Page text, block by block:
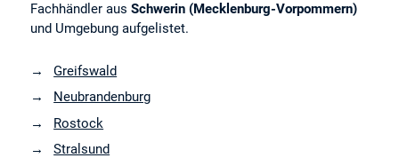
Fachhändler ausSchwerin (Mecklenburg-Vorpommern)
und Umgebung aufgelistet.
Greifswald
Neubrandenburg
Rostock
Stralsund